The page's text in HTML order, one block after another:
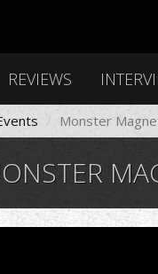
REVIEWS
Monster